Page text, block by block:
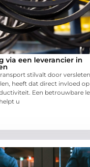
via een leverancier in
stilvalt door
heeft dat direct invloed
Een betrouwbare
u